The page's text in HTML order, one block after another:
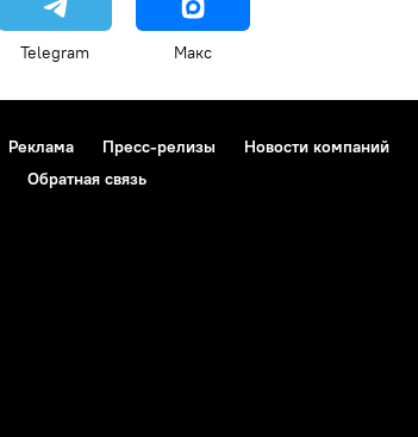
Telegram Макс
Реклама Пресс-релизы Новости компаний
Обратная связь